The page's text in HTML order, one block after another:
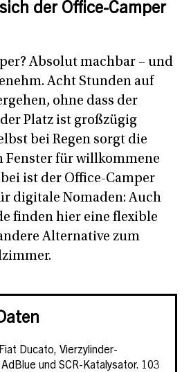
der Office-Camper
Absolut machbar – und
Acht Stunden auf
ohne dass der
Platz ist großzügig
bei Regen sorgt die
Fenster für willkommene
ist der Office-Camper
digitale Nomaden: Auch
finden hier eine flexible
Alternative zum
Ducato, Vierzylinder-
AdBlue und SCR-Katalysator. 103